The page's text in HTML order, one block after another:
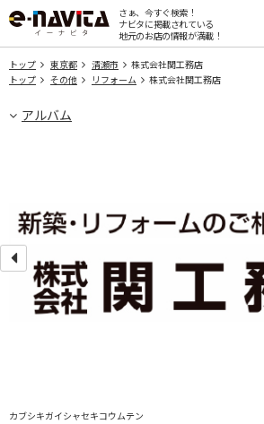
さぁ、今すぐ検索！
ナビタに掲載されている
地元のお店の情報が満載！
トップ 東京都 清瀬市
株式会社関工務店
トップ
その他 リフォーム 株式会社関工務店
アルバム
カブシキガイシャセキコウムテン